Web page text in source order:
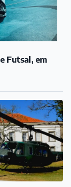
Futsal, em